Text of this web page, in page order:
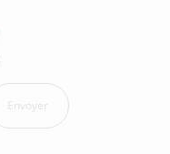
Envoyer